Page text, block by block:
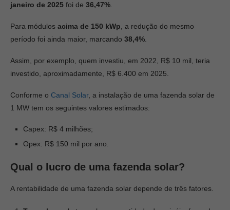
janeiro de 2025 foi de 36,47%
Para módulos acima de 150 kWp , a redução do mesmo
período foi ainda maior, marcando 38,4%
Assim, por exemplo, quem investiu, em 2022, R$ 10 mil, teria
investido, aproximadamente, R$ 6.400 em 2025.
Conforme o Canal Solar, a instalação de uma fazenda solar de
1 MW tem os seguintes valores estimados:
Capex: R$ 4 milhões;
Opex: R$ 150 mil por ano.
Qual o lucro de uma fazenda solar?
A rentabilidade de uma fazenda solar depende de três fatores.